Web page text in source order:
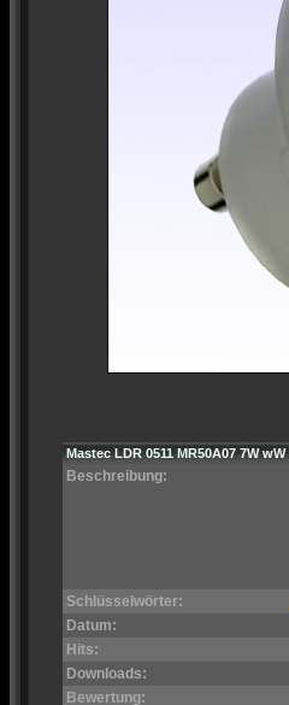
Mastec LDR 0511 MR50A07 7W wW
Beschreibung:
Schlüsselwörter:
Datum:
Hits:
Downloads:
Bewertung: